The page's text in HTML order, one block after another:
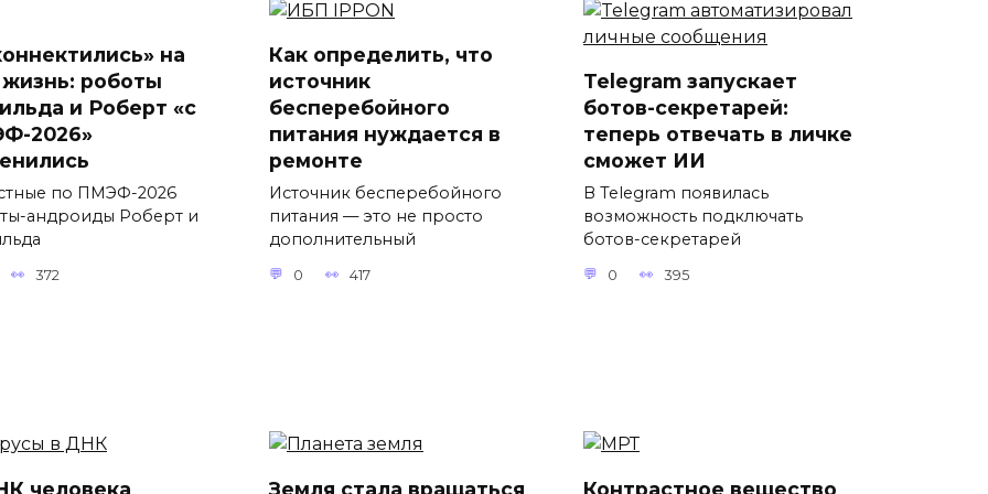
на
роботы
и Роберт «с
2026»
по ПМЭФ-2026
андроиды Роберт и
372
Как определить, что
источник
бесперебойного
питания нуждается в
ремонте
Источник бесперебойного
питания — это не просто
дополнительный
0 417
Telegram запускает
ботов-секретарей:
теперь отвечать в личке
сможет ИИ
В Telegram появилась
возможность подключать
ботов-секретарей
0 395
человека Земля стала вращаться Контрастное вещество